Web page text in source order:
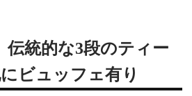
伝統的な3段のティー
ビュッフェ有り